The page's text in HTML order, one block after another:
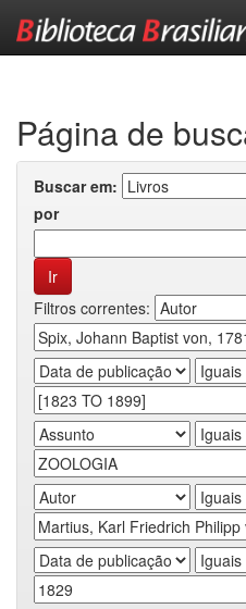
Página de
Buscar em:
por
Filtros correntes: